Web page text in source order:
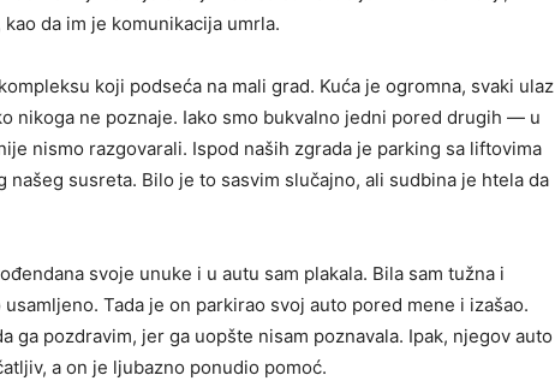
da im je komunikacija umrla.
koji podseća na mali grad. Kuća je ogromna, svaki ulaz
nikoga ne poznaje. Iako smo bukvalno jedni pored drugih — u
nismo razgovarali. Ispod naših zgrada je parking sa liftovima
našeg susreta. Bilo je to sasvim slučajno, ali sudbina je htela da
svoje unuke i u autu sam plakala. Bila sam tužna i
Tada je on parkirao svoj auto pored mene i izašao.
ga pozdravim, jer ga uopšte nisam poznavala. Ipak, njegov auto
a on je ljubazno ponudio pomoć.